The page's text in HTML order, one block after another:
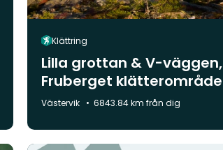
Klättring
Lilla grottan & V-väggen,
Fruberget klätterområde
Kommun:
Västervik 6843.84 km från dig